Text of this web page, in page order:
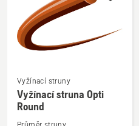
Zobrazit
více
informací
Vyžínací struny
Vyžínací struna Opti
Round